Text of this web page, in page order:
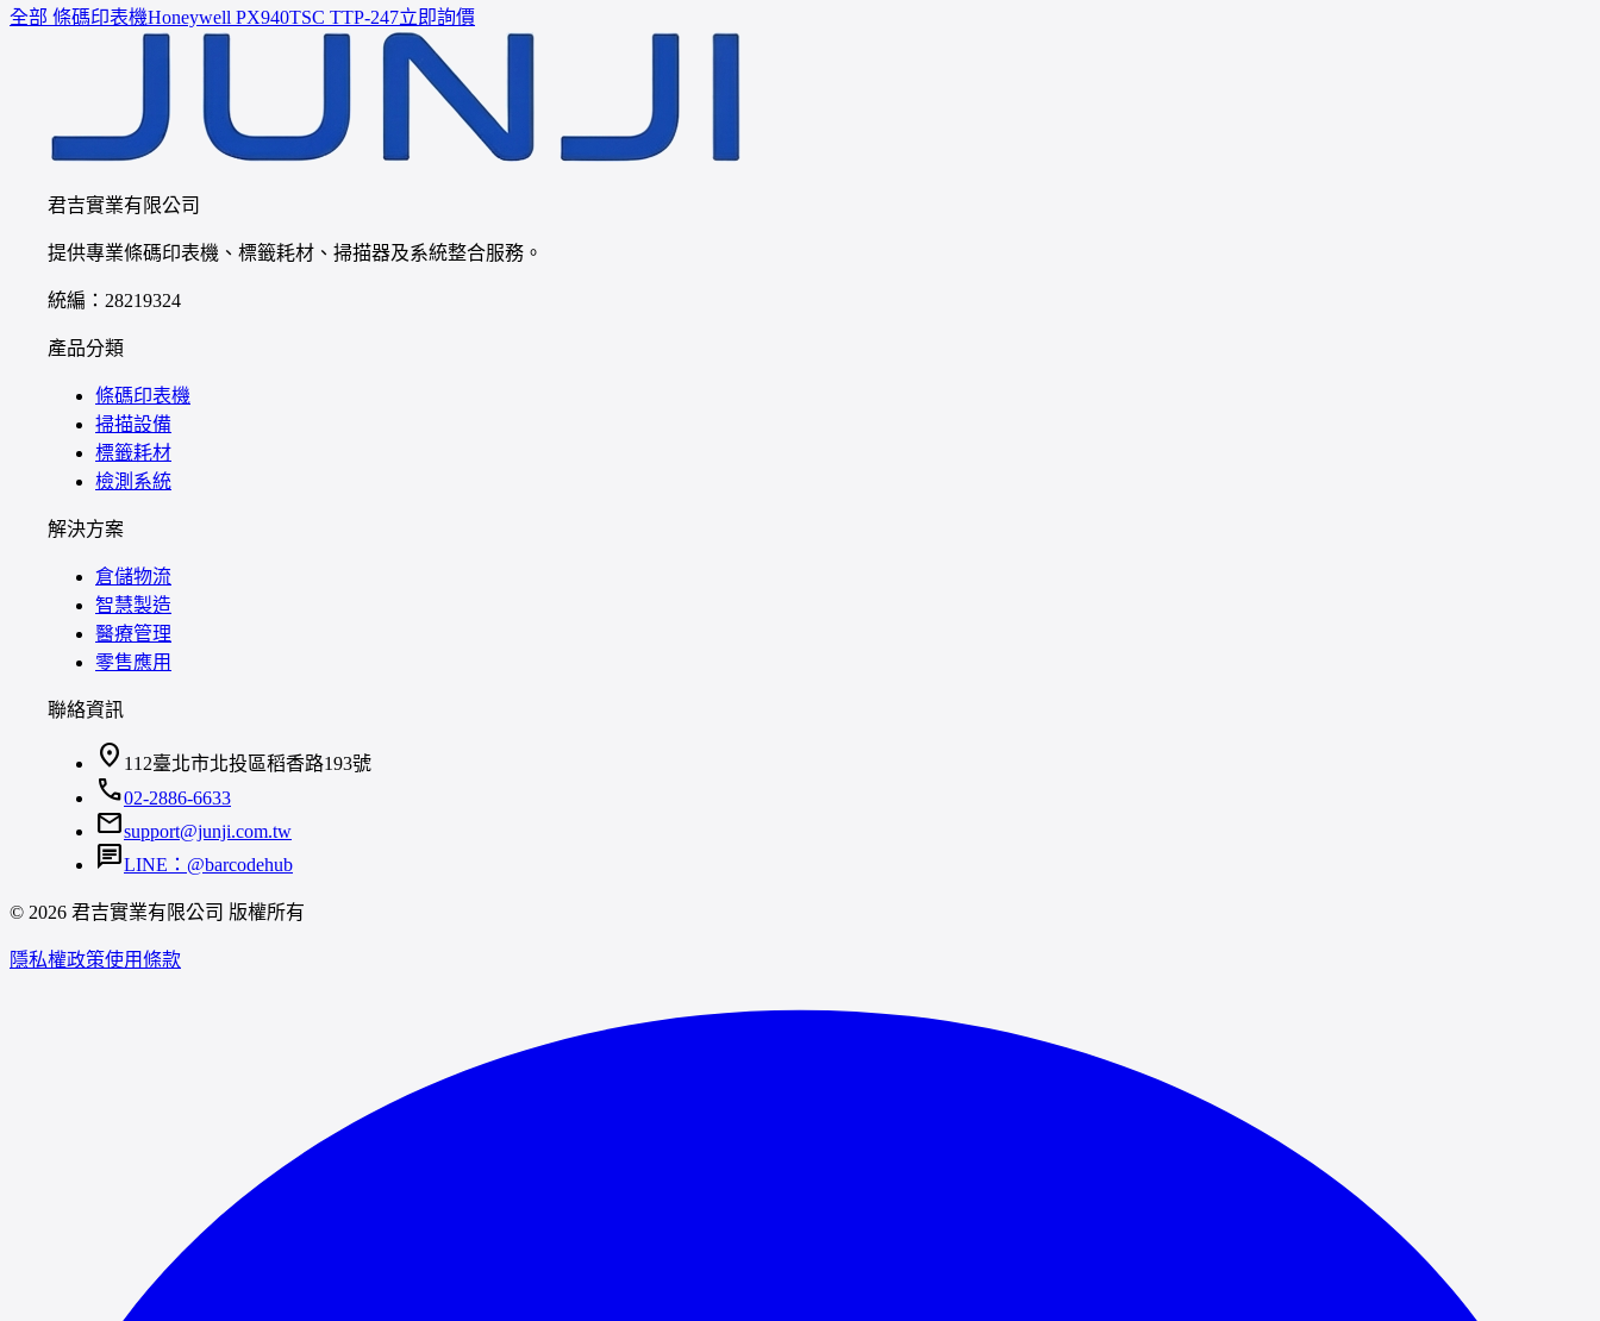
全部 條碼印表機Honeywell PX940TSC TTP-247立即詢價
君吉實業有限公司
提供專業條碼印表機、標籤耗材、掃描器及系統整合服務。
統編：28219324
產品分類
條碼印表機
掃描設備
標籤耗材
檢測系統
解決方案
倉儲物流
智慧製造
醫療管理
零售應用
聯絡資訊
location_on 112臺北市北投區稻香路193號
call02-2886-6633
mailsupport@junji.com.tw
chatLINE：@barcodehub
© 2026 君吉實業有限公司 版權所有
隱私權政策使用條款